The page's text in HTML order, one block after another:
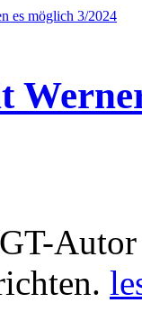
es möglich 3/2024